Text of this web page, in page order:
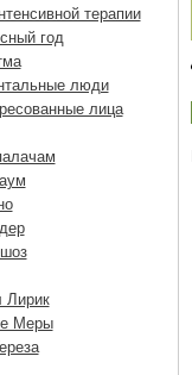
терапии
год
люди
лица
Лирик
Меры